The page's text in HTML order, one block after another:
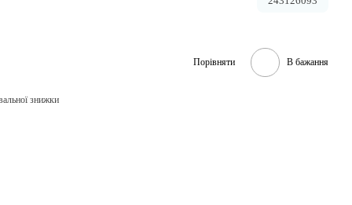
Порівняти В бажання
знижки